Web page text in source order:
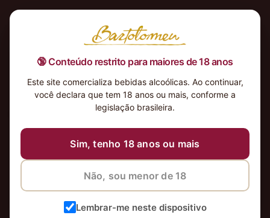
🔞 Conteúdo restrito para maiores de 18 anos
Este site comercializa bebidas alcoólicas. Ao continuar,
você declara que tem 18 anos ou mais, conforme a
legislação brasileira.
Sim, tenho 18 anos ou mais
Não, sou menor de 18
Lembrar-me neste dispositivo